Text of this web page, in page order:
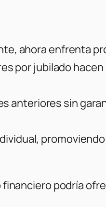
ahora enfrenta
por jubilado
anteriores sin
financiero podría